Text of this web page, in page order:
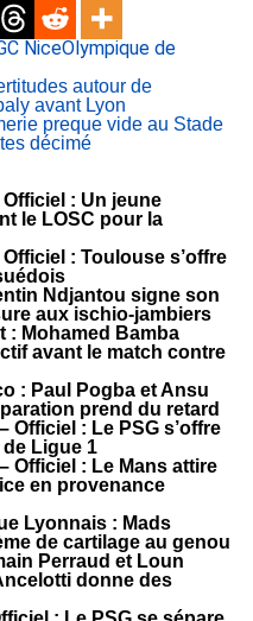
NiceOlympique de
autour de
avant Lyon
preque vide au Stade
décimé
: Un jeune
le LOSC pour la
: Toulouse s’offre
Ndjantou signe son
aux ischio-jambiers
: Mohamed Bamba
avant le match contre
: Paul Pogba et Ansu
prend du retard
Officiel : Le PSG s’offre
de Ligue 1
Officiel : Le Mans attire
en provenance
Lyonnais : Mads
de cartilage au genou
Perraud et Loun
donne des